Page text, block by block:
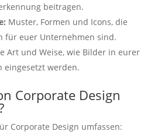
beitragen.
Muster, Formen und Icons, die
für euer Unternehmen sind.
Art und Weise, wie Bilder in eurer
eingesetzt werden.
Corporate Design
Corporate Design umfassen: